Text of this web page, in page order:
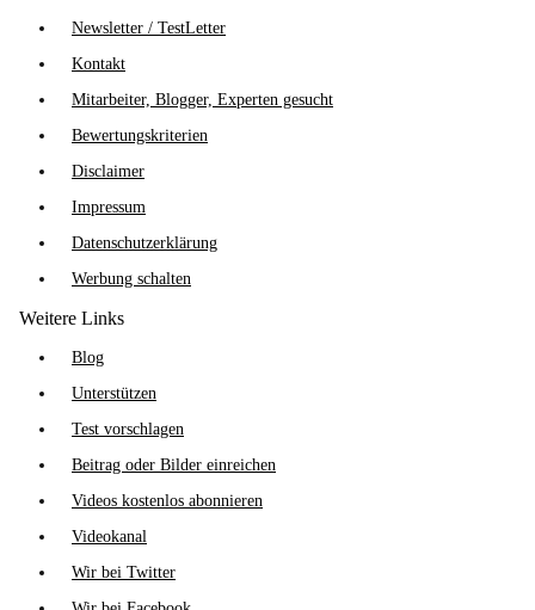
Newsletter / TestLetter
Kontakt
Mitarbeiter, Blogger, Experten gesucht
Bewertungskriterien
Disclaimer
Impressum
Datenschutzerklärung
Werbung schalten
Weitere Links
Blog
Unterstützen
Test vorschlagen
Beitrag oder Bilder einreichen
Videos kostenlos abonnieren
Videokanal
Wir bei Twitter